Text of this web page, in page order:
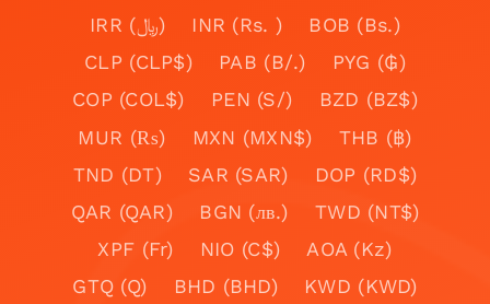
IRR (﷼)
INR (Rs. )
BOB (Bs.)
CLP (CLP$)
PAB (B/.)
PYG (₲)
COP (COL$)
PEN (S/)
BZD (BZ$)
MUR (₨)
MXN (MXN$)
THB (฿)
TND (DT)
SAR (SAR)
DOP (RD$)
QAR (QAR)
BGN (лв.)
TWD (NT$)
XPF (Fr)
NIO (C$)
AOA (Kz)
GTQ (Q)
BHD (BHD)
KWD (KWD)